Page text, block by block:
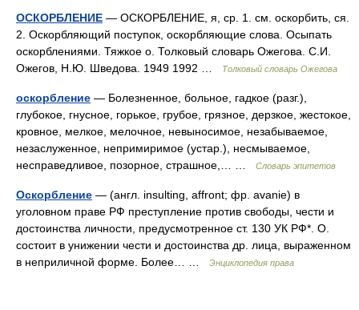
ОСКОРБЛЕНИЕ — ОСКОРБЛЕНИЕ, я, ср. 1. см. оскорбить, ся.
2. Оскорбляющий поступок, оскорбляющие слова. Осыпать
оскорблениями. Тяжкое о. Толковый словарь Ожегова. С.И.
Ожегов, Н.Ю. Шведова. 1949 1992 …
Толковый словарь Ожегова
оскорбление — Болезненное, больное, гадкое (разг.),
глубокое, гнусное, горькое, грубое, грязное, дерзкое, жестокое,
кровное, мелкое, мелочное, невыносимое, незабываемое,
незаслуженное, непримиримое (устар.), несмываемое,
несправедливое, позорное, страшное,… …
Словарь эпитетов
Оскорбление — (англ. insulting, affront; фр. avanie) в
уголовном праве РФ преступление против свободы, чести и
достоинства личности, предусмотренное ст. 130 УК РФ*. О.
состоит в унижении чести и достоинства др. лица, выраженном
в неприличной форме. Более… …
Энциклопедия права